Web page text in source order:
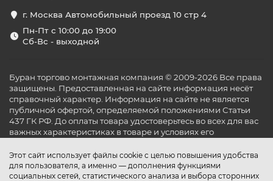
Этот сайт использует файлы cookie с целью повышения удобства
для пользователя, а именно — дополнения функциями
социальных сетей, статистического анализа и выбора сторонних
г. Москва Автомобильный проезд 10 стр 4
Пн-Пт с 10:00 до 19:00
Сб-Вс - выходной
Буран торгово монтажная компания © 2009-2026 Все права
защищены. Предоставленная на сайте информация несёт
справочный характер. Информация на сайте не является
публичной офертой, определяемой положениями Статьи
437 ГК РФ. До оплаты товара удостоверьтесь во всех для вас
важных характеристиках в товаре и условиях его